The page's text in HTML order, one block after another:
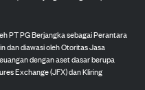
PT PG Berjangka sebagai Perantara
dan diawasi oleh Otoritas Jasa
dengan aset dasar berupa
Exchange (JFX) dan Kliring